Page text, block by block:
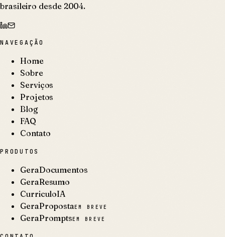
brasileiro desde 2004.
NAVEGAÇÃO
Home
Sobre
Serviços
Projetos
Blog
FAQ
Contato
PRODUTOS
GeraDocumentos
GeraResumo
CurriculoIA
GeraPropostaEM BREVE
GeraPromptsEM BREVE